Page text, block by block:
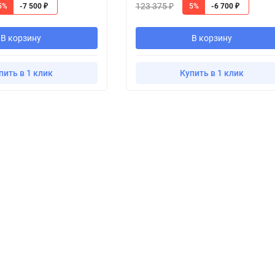
-7 500₽
В корзину
в 1 клик
123 375₽ 5% -6 700 ₽
В корзину
Купить в 1 клик